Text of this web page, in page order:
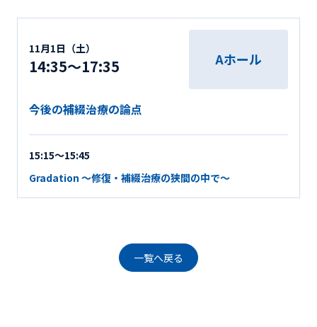
11月1日（土）
14:35～17:35 Aホール
今後の補綴治療の論点
15:15～15:45
Gradation ～修復・補綴治療の狭間の中で～
一覧へ戻る